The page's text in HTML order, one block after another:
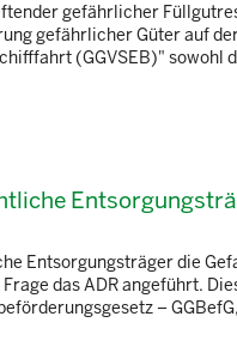
gefährlicher
gefährlicher Güter auf
(GGVSEB)"
Entsorgungsträger die
das ADR angeführt.
–